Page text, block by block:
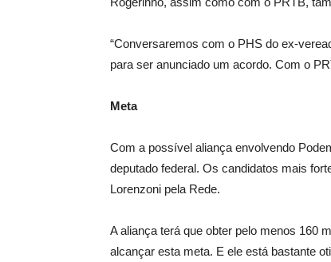
“Conversaremos com o PHS do ex-
para ser anunciado um acordo. Com o
Meta
Com a possível aliança envolvendo
deputado federal. Os candidatos mais
Lorenzoni pela Rede.
A aliança terá que obter pelo menos 160
alcançar esta meta. E ele está bastante